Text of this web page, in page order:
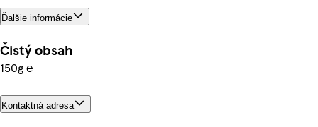
Ďalšie informácie
Čistý obsah
150g ℮
Kontaktná adresa